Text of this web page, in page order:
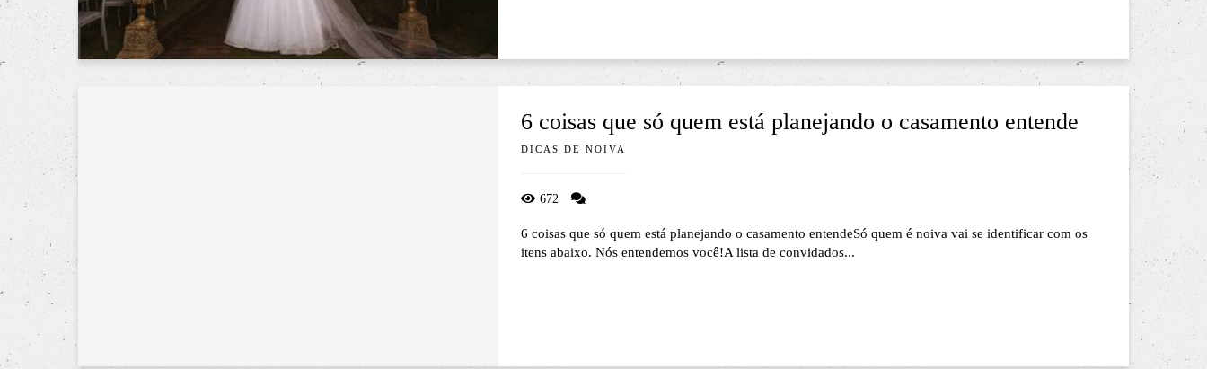
6 coisas que só quem está planejando o casamento entende
DICAS DE NOIVA
672
6 coisas que só quem está planejando o casamento entendeSó quem é noiva vai se identificar com os
itens abaixo. Nós entendemos você!A lista de convidados...